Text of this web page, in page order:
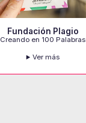
Fundación Plagio
Creando en 100 Palabras
Ver más